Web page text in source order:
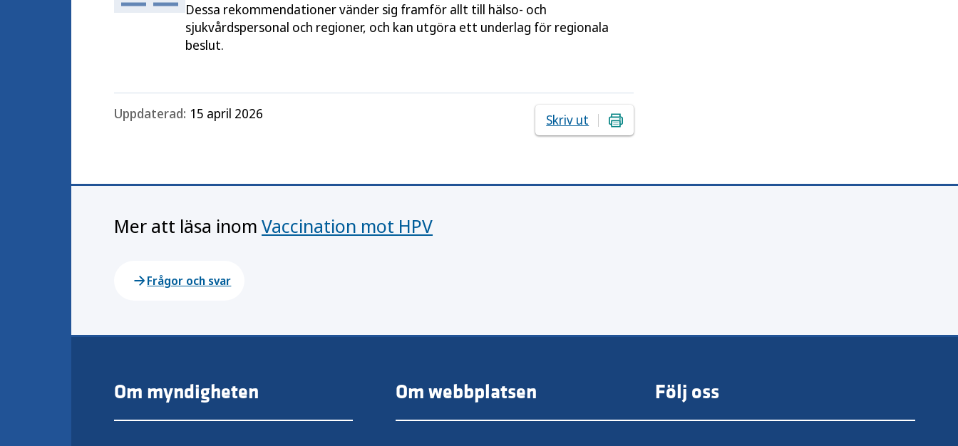
Dessa rekommendationer vänder sig framför allt till hälso- och
sjukvårdspersonal och regioner, och kan utgöra ett underlag för regionala
beslut.
Uppdaterad: 15 april 2026 Skriv ut
Mer att läsa inomVaccination mot HPV
Frågor och svar
Om myndigheten Om webbplatsen Följ oss